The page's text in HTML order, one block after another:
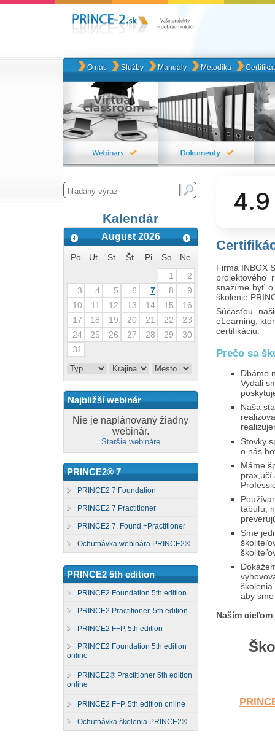
O nás Služby Manuály Metodika
Kalendár
August 2026
Po Ut St Št Pi So
Ne
1
2
3
4 5 6 7 8
9
10
11 12 13 14 15
16
17
18 19 20 21 22
23
24
25 26 27 28 29
30
31
Najbližší webinár
Nie je naplánovaný žiadny
webinár.
Staršie webináre
PRINCE2® 7
PRINCE2 7 Foundation
PRINCE2 7 Practitioner
PRINCE2 7. Found.+Practitioner
Ochutnávka webinára PRINCE2®
PRINCE2 5th edition
PRINCE2 Foundation 5th edition
PRINCE2 Practitioner, 5th edition
PRINCE2 F+P, 5th edition
PRINCE2 Foundation 5th edition
online
PRINCE2® Practitioner 5th edition
online
PRINCE2 F+P, 5th edition online
Ochutnávka školenia PRINCE2®
4.9
Firma INBOX
projektového
snažíme byť
školenie
Súčasťou
eLearning,
certifikáciu.
Prečo sa
Dbáme
Vydali
Naša
Stovky
o nás
Máme
prax,učí
tabuľu,
Sme
školenia
aby
Naším